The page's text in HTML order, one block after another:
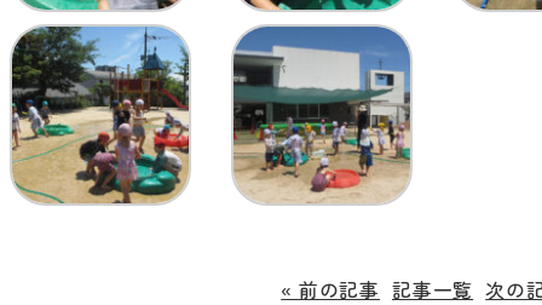
« 前の記事 記事一覧 次の